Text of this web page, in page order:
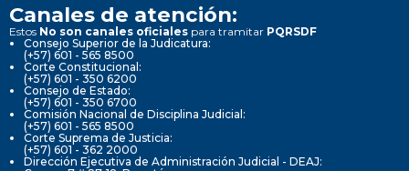
Canales de atención:
Estos No son canales oficiales para tramitar PQRSDF
Consejo Superior de la Judicatura:
(+57) 601 - 565 8500
Corte Constitucional:
(+57) 601 - 350 6200
Consejo de Estado:
(+57) 601 - 350 6700
Comisión Nacional de Disciplina Judicial:
(+57) 601 - 565 8500
Corte Suprema de Justicia:
(+57) 601 - 362 2000
Dirección Ejecutiva de Administración Judicial - DEAJ: